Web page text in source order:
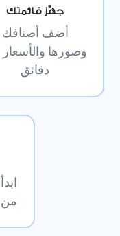
جهّز قائمتك
أضف أصنافك
وصورها
دقائق
من